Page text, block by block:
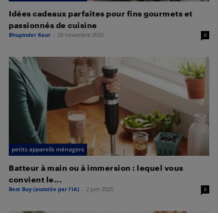
Idées cadeaux parfaites pour fins gourmets et
passionnés de cuisine
Bhupinder Kaur - 20 novembre 2025 0
petits appareils ménagers
Batteur à main ou à immersion : lequel vous
convient le...
Best Buy (assistée par l'IA) - 2 juin 2025 0